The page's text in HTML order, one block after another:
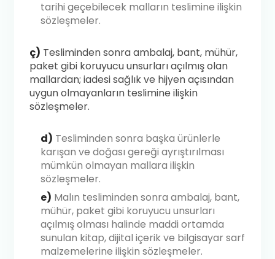
tarihi geçebilecek malların teslimine ilişkin
sözleşmeler.
ç) Tesliminden sonra ambalaj, bant, mühür,
paket gibi koruyucu unsurları açılmış olan
mallardan; iadesi sağlık ve hijyen açısından
uygun olmayanların teslimine ilişkin
sözleşmeler.
d) Tesliminden sonra başka ürünlerle
karışan ve doğası gereği ayrıştırılması
mümkün olmayan mallara ilişkin
sözleşmeler.
e) Malın tesliminden sonra ambalaj, bant,
mühür, paket gibi koruyucu unsurları
açılmış olması halinde maddi ortamda
sunulan kitap, dijital içerik ve bilgisayar sarf
malzemelerine ilişkin sözleşmeler.